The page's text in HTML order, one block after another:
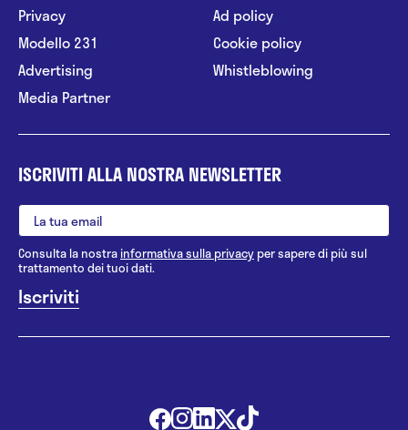
Privacy
Modello 231
Advertising
Media Partner
Ad policy
Cookie policy
Whistleblowing
ISCRIVITI ALLA NOSTRA NEWSLETTER
Consulta la nostrainformativa sulla privacy per sapere di più sul
trattamento dei tuoi dati.